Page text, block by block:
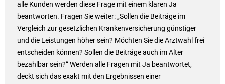
alle Kunden werden diese Frage mit einem klaren Ja
beantworten. Fragen Sie weiter: „Sollen die Beiträge im
Vergleich zur gesetzlichen Krankenversicherung günstiger
und die Leistungen höher sein? Möchten Sie die Arztwahl frei
entscheiden können? Sollen die Beiträge auch im Alter
bezahlbar sein?“ Werden alle Fragen mit Ja beantwortet,
deckt sich das exakt mit den Ergebnissen einer